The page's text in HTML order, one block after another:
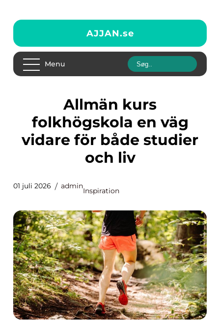
AJJAN.se
Menu
Allmän kurs
folkhögskola en väg
vidare för både studier
och liv
01 juli 2026 admin
Inspiration